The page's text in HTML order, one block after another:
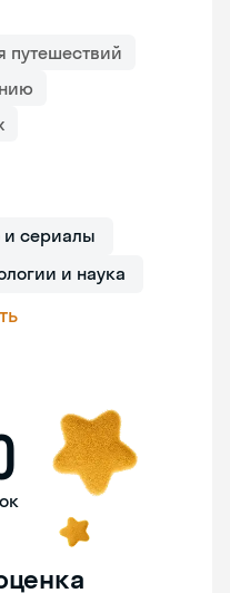
путешествий
и сериалы
и наука